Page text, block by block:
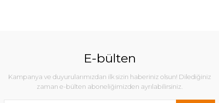
E-bülten
Kampanya ve duyurularımızdan ilk sizin haberiniz olsun! Dilediğiniz
zaman e-bülten aboneliğimizden ayrılabilirsiniz.